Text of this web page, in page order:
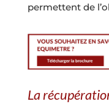
permettent de
La